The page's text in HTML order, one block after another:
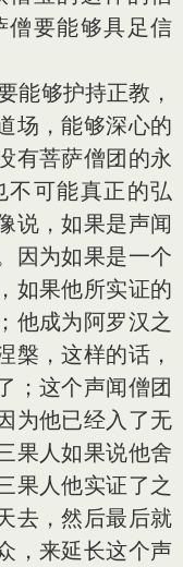
僧要能够具足信
够护持正教，
场，能够深心的
有菩萨僧团的永
不可能真正的弘
说，如果是声闻
因为如果是一个
如果他所实证的
他成为阿罗汉之
槃，这样的话，
；这个声闻僧团
为他已经入了无
果人如果说他舍
果人他实证了之
去，然后最后就
，来延长这个声